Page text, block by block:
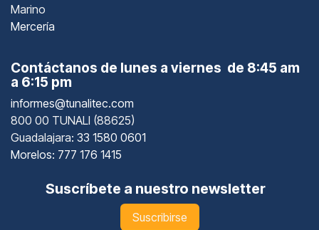
Marino
Mercería
Contáctanos de lunes a viernes de 8:45 am
a 6:15 pm
informes@tunalitec.com
800 00 TUNALI (88625)
Guadalajara: 33 1580 0601
Morelos: 777 176 1415
Suscríbete a nuestro newsletter
Suscribirse